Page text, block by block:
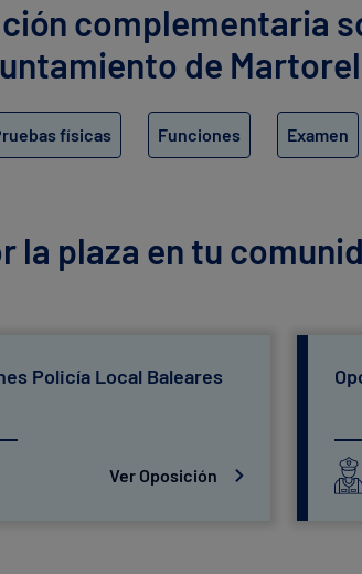
complementaria
de
físicas Funciones Examen
la plaza en tu
Policía Local Baleares
Ver Oposición